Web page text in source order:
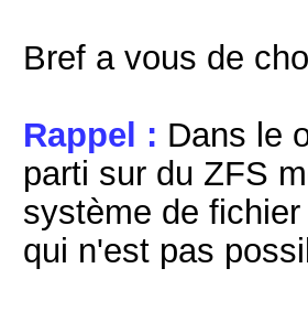
Bref a vous de
Rappel : Dans le
parti sur du ZFS
système de
qui n'est pas